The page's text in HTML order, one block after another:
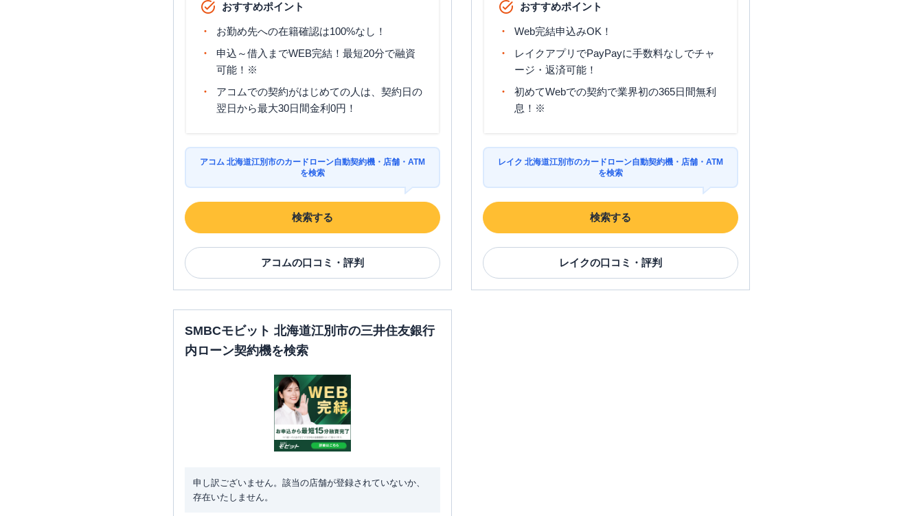
おすすめポイント
お勤め先への在籍確認は100%なし！
申込～借入までWEB完結！最短20分で融資
可能！※
アコムでの契約がはじめての人は、契約日の
翌日から最大30日間金利0円！
アコム 北海道江別市のカードローン自動契約機・店舗・ATM
を検索
検索する
アコムの口コミ・評判
おすすめポイント
Web完結申込みOK！
レイクアプリでPayPayに手数料なしでチャ
ージ・返済可能！
初めてWebでの契約で業界初の365日間無利
息！※
レイク 北海道江別市のカードローン自動契約機・店舗・ATM
を検索
検索する
レイクの口コミ・評判
SMBCモビット 北海道江別市の三井住友銀行
内ローン契約機を検索
申し訳ございません。該当の店舗が登録されていないか、
存在いたしません。